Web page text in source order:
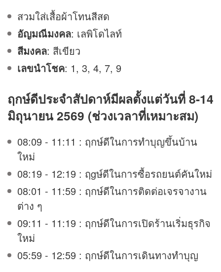
สวมใส่เสื้อผ้าโทนสีสด
อัญมณีมงคล: เลพิโดไลท์
สีมงคล: สีเขียว
เลขนำโชค: 1, 3, 4, 7, 9
ฤกษ์ดีประจำสัปดาห์มีผลตั้งแต่วันที่ 8-14
มิถุนายน 2569 (ช่วงเวลาที่เหมาะสม)
08:09 - 11:11 : ฤกษ์ดีในการทำบุญขึ้นบ้าน
ใหม่
08:19 - 12:19 : ฤgษ์ดีในการซื้อรถยนต์คันใหม่
08:01 - 11:59 : ฤกษ์ดีในการติดต่อเจรจางาน
ต่าง ๆ
09:11 - 11:19 : ฤกษ์ดีในการเปิดร้านเริ่มธุรกิจ
ใหม่
05:59 - 12:59 : ฤกษ์ดีในการเดินทางทำบุญ